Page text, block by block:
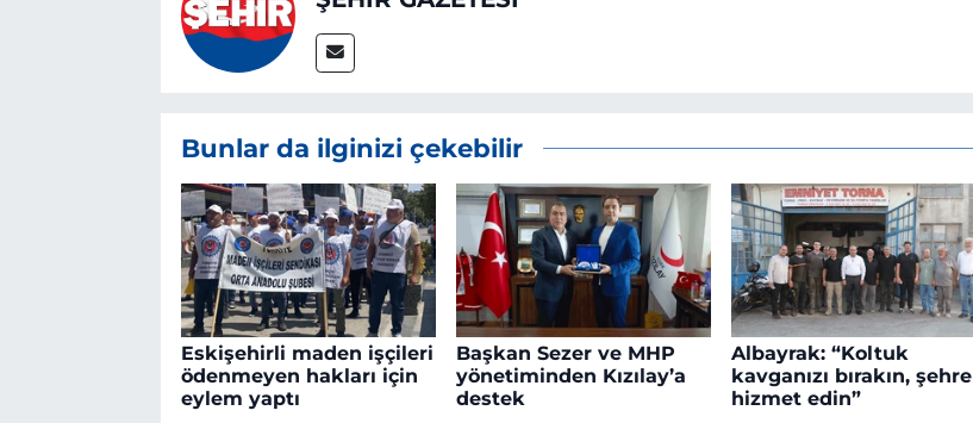
Bunlar da ilginizi çekebilir
Eskişehirli maden işçileri
ödenmeyen hakları için
eylem yaptı
Başkan Sezer ve MHP
yönetiminden Kızılay’a
destek
Albayrak: “Koltuk
kavganızı bırakın, şehre
hizmet edin”